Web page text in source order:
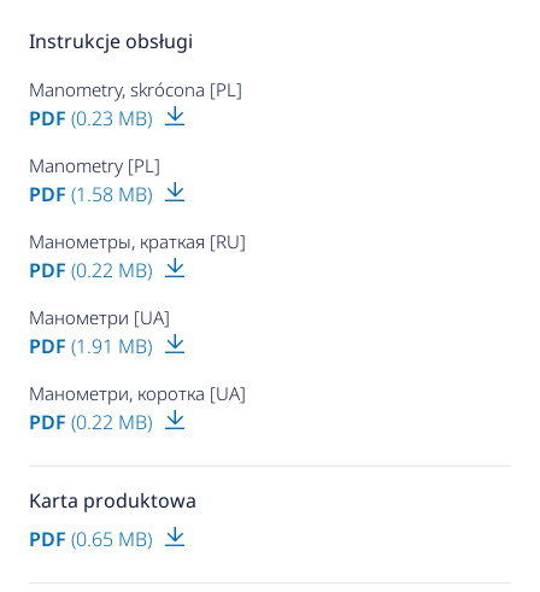
Instrukcje obsługi
Manometry, skrócona [PL]
PDF (0.23 MB)
Manometry [PL]
PDF (1.58 MB)
Манометры, краткая [RU]
PDF (0.22 MB)
Манометри [UA]
PDF (1.91 MB)
Манометри, коротка [UA]
PDF (0.22 MB)
Karta produktowa
PDF (0.65 MB)